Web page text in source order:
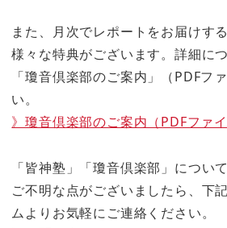
また、月次でレポートをお届けす
様々な特典がございます。詳細に
「瓊音倶楽部のご案内」（PDFフ
い。
》瓊音倶楽部のご案内（PDFファイ
「皆神塾」「瓊音倶楽部」につい
ご不明な点がございましたら、下
ムよりお気軽にご連絡ください。